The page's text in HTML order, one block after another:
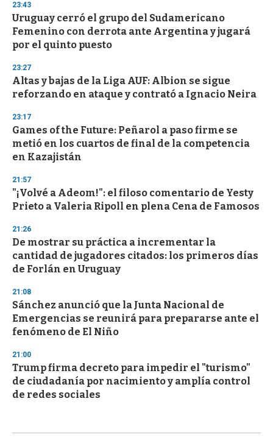
3
s
e
c
o
d
s
23:43
Uruguay cerró el grupo del Sudamericano
Femenino con derrota ante Argentina y jugará
por el quinto puesto
23:27
Altas y bajas de la Liga AUF: Albion se sigue
reforzando en ataque y contrató a Ignacio Neira
23:17
Games of the Future: Peñarol a paso firme se
metió en los cuartos de final de la competencia
en Kazajistán
21:57
"¡Volvé a Adeom!": el filoso comentario de Yesty
Prieto a Valeria Ripoll en plena Cena de Famosos
21:26
De mostrar su práctica a incrementar la
cantidad de jugadores citados: los primeros días
de Forlán en Uruguay
21:08
Sánchez anunció que la Junta Nacional de
Emergencias se reunirá para prepararse ante el
fenómeno de El Niño
21:00
Trump firma decreto para impedir el "turismo"
de ciudadanía por nacimiento y amplía control
de redes sociales